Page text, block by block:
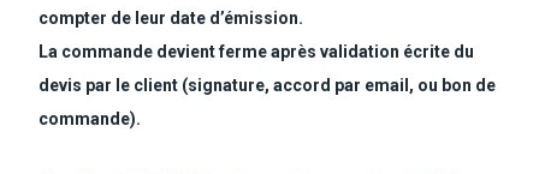
compter de leur date d’émission.
La commande devient ferme après validation écrite du
devis par le client (signature, accord par email, ou bon de
commande).